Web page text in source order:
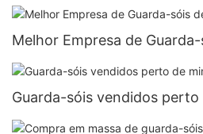
piscina, quintal & Café XH-
Melhor Empresa de
Guarda-sóis vendidos perto